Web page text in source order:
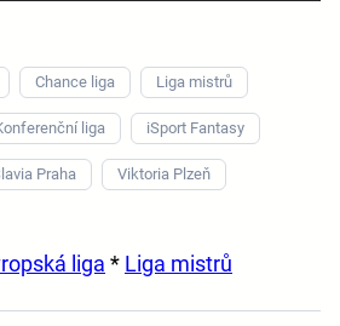
Chance liga Liga mistrů
liga iSport Fantasy
Praha Viktoria Plzeň
liga * Liga mistrů